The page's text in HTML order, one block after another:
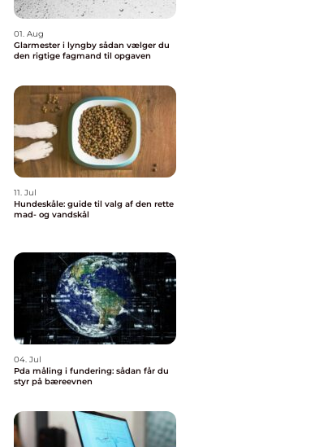
01. Aug
Glarmester i lyngby sådan vælger du
den rigtige fagmand til opgaven
11. Jul
Hundeskåle: guide til valg af den rette
mad- og vandskål
04. Jul
Pda måling i fundering: sådan får du
styr på bæreevnen